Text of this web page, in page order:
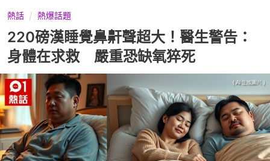
熱話 熱爆話題
220磅漢睡覺鼻鼾聲超大！醫生警告：
身體在求救 嚴重恐缺氧猝死